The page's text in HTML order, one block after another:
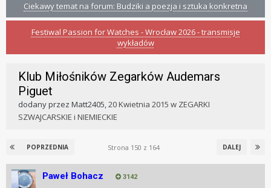
Ciekawy temat na forum: Budziki a poezja i sztuka konkretna
Festiwal Passion for Watches - Wrocław 2026 - transmisje
wykładów
Klub Miłośników Zegarków Audemars
Piguet
dodany przez Matt2405,20 Kwietnia 2015 w ZEGARKI
SZWAJCARSKIE i NIEMIECKIE
POPRZEDNIA DALEJ
Strona 150 z 164
Paweł Bohacz 3142